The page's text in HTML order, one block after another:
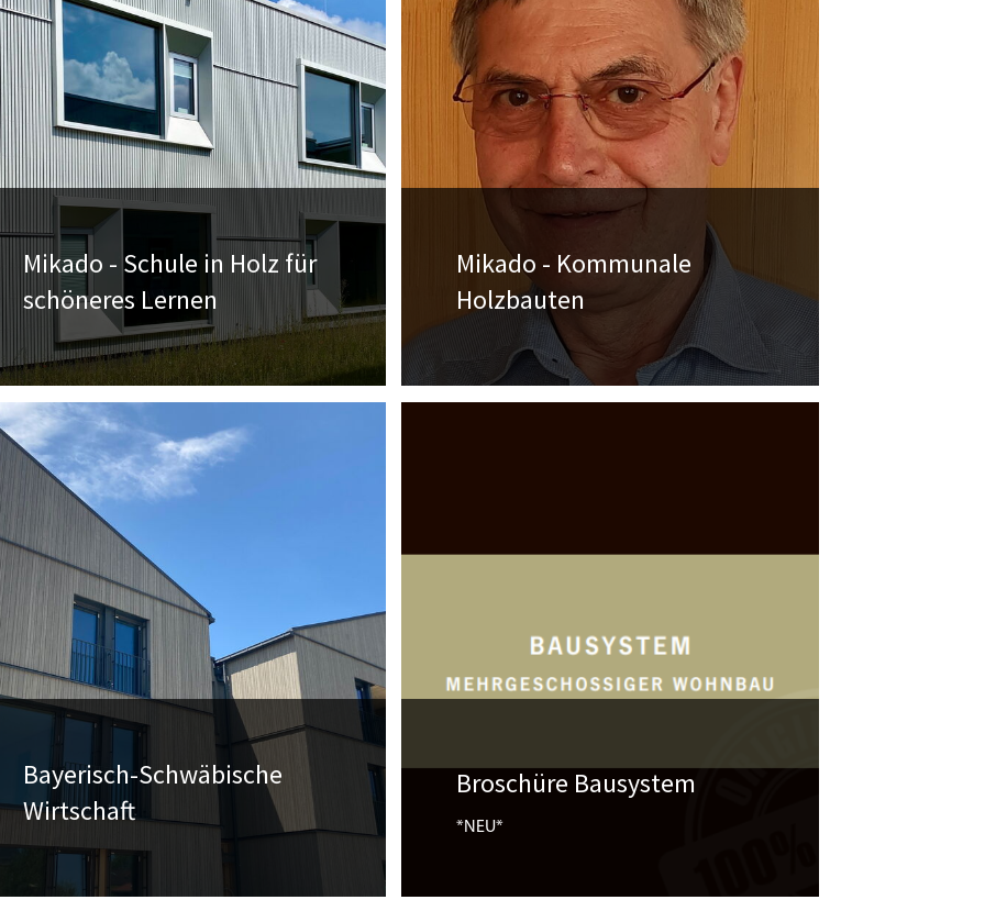
Mikado - Schule in Holz für
schöneres Lernen
Wir freuen uns in der Ausgabe Mikado
edition 2022 mit einem Artikel über ein
Projekt in Bad Salzuflen vertreten zu sein.
→
Mikado - Kommunale
Holzbauten
Wir freuen uns in der Ausgabe Mikado
edition 2022 mit einem Artikel über
kommunale Holzbauten vertreten zu sein.
Bayerisch-Schwäbische
Wirtschaft
Wir freuen uns in der Ausgabe Bayerisch-
Schwaben exklusiv 06/2022 vertreten zu
Broschüre Bausystem
*NEU*